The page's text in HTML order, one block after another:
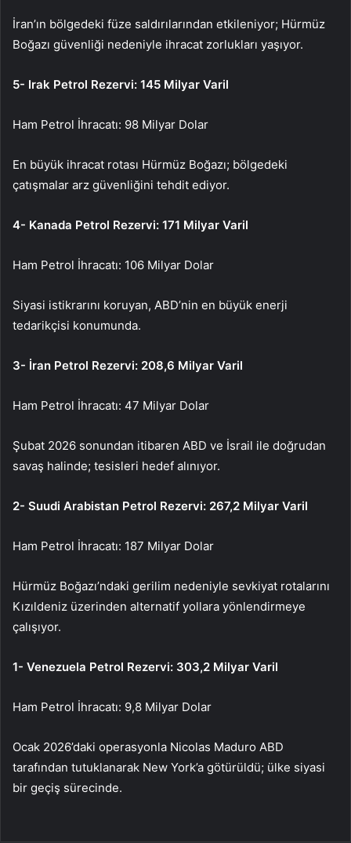
İran’ın bölgedeki füze saldırılarından etkileniyor; Hürmüz
Boğazı güvenliği nedeniyle ihracat zorlukları yaşıyor.
5- Irak Petrol Rezervi: 145 Milyar Varil
Ham Petrol İhracatı: 98 Milyar Dolar
En büyük ihracat rotası Hürmüz Boğazı; bölgedeki
çatışmalar arz güvenliğini tehdit ediyor.
4- Kanada Petrol Rezervi: 171 Milyar Varil
Ham Petrol İhracatı: 106 Milyar Dolar
Siyasi istikrarını koruyan, ABD’nin en büyük enerji
tedarikçisi konumunda.
3- İran Petrol Rezervi: 208,6 Milyar Varil
Ham Petrol İhracatı: 47 Milyar Dolar
Şubat 2026 sonundan itibaren ABD ve İsrail ile doğrudan
savaş halinde; tesisleri hedef alınıyor.
2- Suudi Arabistan Petrol Rezervi: 267,2 Milyar Varil
Ham Petrol İhracatı: 187 Milyar Dolar
Hürmüz Boğazı’ndaki gerilim nedeniyle sevkiyat rotalarını
Kızıldeniz üzerinden alternatif yollara yönlendirmeye
çalışıyor.
1- Venezuela Petrol Rezervi: 303,2 Milyar Varil
Ham Petrol İhracatı: 9,8 Milyar Dolar
Ocak 2026’daki operasyonla Nicolas Maduro ABD
tarafından tutuklanarak New York’a götürüldü; ülke siyasi
bir geçiş sürecinde.